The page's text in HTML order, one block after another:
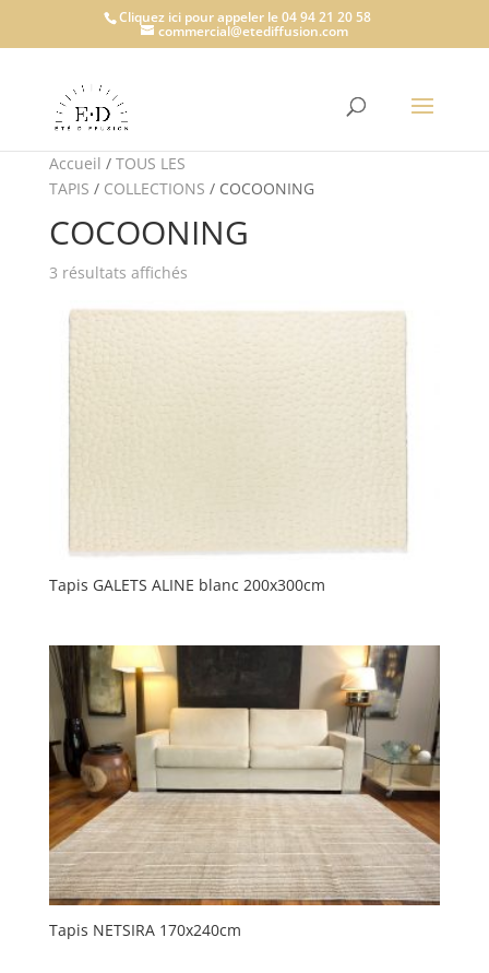
Cliquez ici pour appeler le 04 94 21 20 58
commercial@etediffusion.com
Accueil / TOUS LES
TAPIS / COLLECTIONS / COCOONING
COCOONING
3 résultats affichés
Tapis GALETS ALINE blanc 200x300cm
Tapis NETSIRA 170x240cm